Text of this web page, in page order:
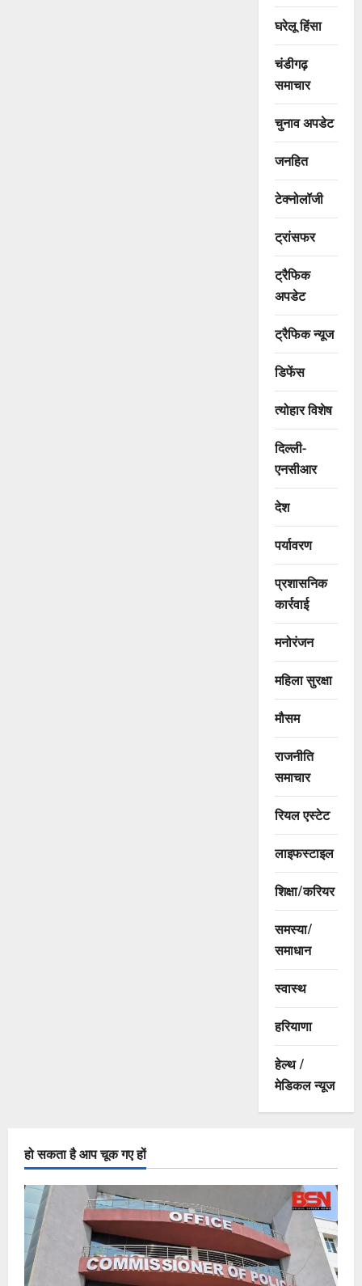
घरेलू हिंसा
चंडीगढ़
समाचार
चुनाव अपडेट
जनहित
टेक्नोलॉजी
ट्रांसफर
ट्रैफिक
अपडेट
ट्रैफिक न्यूज
डिफेंस
त्योहार विशेष
दिल्ली-
एनसीआर
देश
पर्यावरण
प्रशासनिक
कार्रवाई
मनोरंजन
महिला सुरक्षा
मौसम
राजनीति
समाचार
रियल एस्टेट
लाइफस्टाइल
शिक्षा/करियर
समस्या/
समाधान
स्वास्थ
हरियाणा
हेल्थ /
मेडिकल न्यूज
हो सकता है आप चूक गए हों